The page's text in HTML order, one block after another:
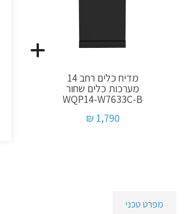
מדיח כלים רחב 14
מערכות כלים שחור
WQP14-W7633C-B
1,790 ₪
מפרט טכני